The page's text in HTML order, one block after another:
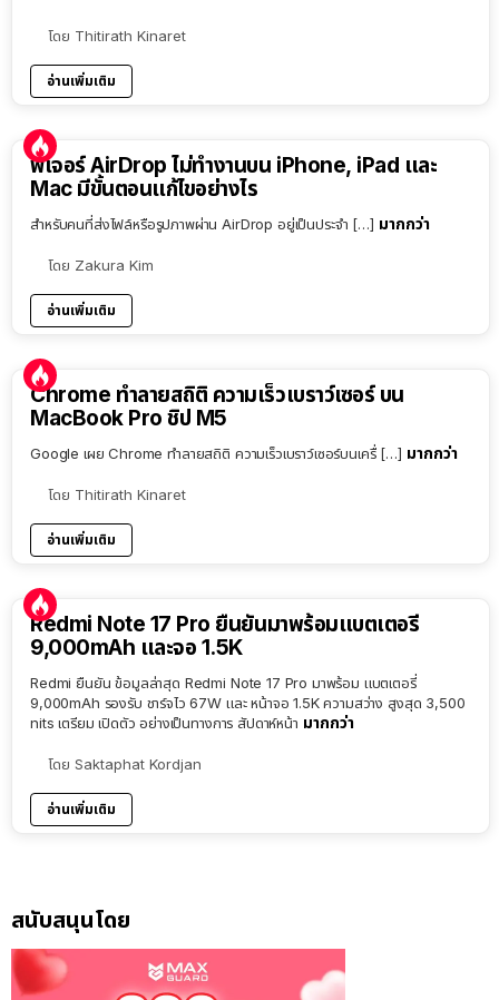
โดย Thitirath Kinaret
อ่านเพิ่มเติม
ฟีเจอร์ AirDrop ไม่ทำงานบน iPhone, iPad และ
Mac มีขั้นตอนแก้ไขอย่างไร
สำหรับคนที่ส่งไฟล์หรือรูปภาพผ่าน AirDrop อยู่เป็นประจำ […] มากกว่า
โดย Zakura Kim
อ่านเพิ่มเติม
Chrome ทำลายสถิติ ความเร็วเบราว์เซอร์ บน
MacBook Pro ชิป M5
Google เผย Chrome ทำลายสถิติ ความเร็วเบราว์เซอร์บนเครื่ […] มากกว่า
โดย Thitirath Kinaret
อ่านเพิ่มเติม
Redmi Note 17 Pro ยืนยันมาพร้อมแบตเตอรี่
9,000mAh และจอ 1.5K
Redmi ยืนยัน ข้อมูลล่าสุด Redmi Note 17 Pro มาพร้อม แบตเตอรี่
9,000mAh รองรับ ชาร์จไว 67W และ หน้าจอ 1.5K ความสว่าง สูงสุด 3,500
nits เตรียม เปิดตัว อย่างเป็นทางการ สัปดาห์หน้า มากกว่า
โดย Saktaphat Kordjan
อ่านเพิ่มเติม
สนับสนุนโดย